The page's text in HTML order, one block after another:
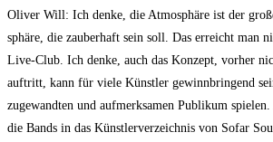
Oli­ver Will: Ich den­ke, die Atmo­sphä­re ist der
sphä­re, die zau­ber­haft sein soll. Das erreicht man
Live-Club. Ich den­ke, auch das Kon­zept, vor­her
auf­tritt, kann für vie­le Künst­ler gewinn­brin­gend
zuge­wand­ten und auf­merk­sa­men Publi­kum
die Bands in das Künst­ler­ver­zeich­nis von Sofar